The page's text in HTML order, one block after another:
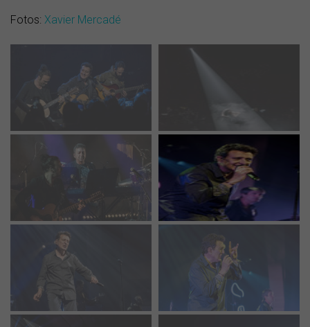
Fotos: Xavier Mercadé